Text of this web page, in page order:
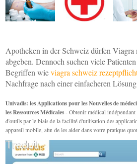
Apotheken in der Schweiz dürfen Viagra
abgeben. Dennoch suchen viele
Begriffen wieviagra schweiz
Nachfrage nach einer einfacheren
Univadis: les Applications pour les Nouvelles de
les Ressources Médicales - Obtenir médical
d'outils par le biais de la facilité d'utilisation des
appareil mobile, afin de les aider dans votre pratique